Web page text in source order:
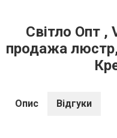
Світло Опт ,
продажа
Опис Відгуки